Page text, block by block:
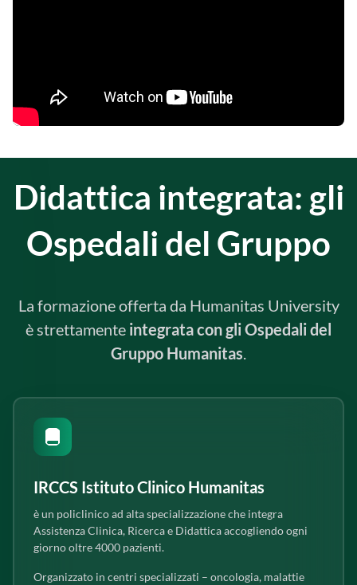
Didattica integrata: gli
Ospedali del Gruppo
La formazione offerta da Humanitas University
è strettamente integrata con gli Ospedali del
Gruppo Humanitas.
IRCCS Istituto Clinico Humanitas
è un policlinico ad alta specializzazione che integra
Assistenza Clinica, Ricerca e Didattica accogliendo ogni
giorno oltre 4000 pazienti.
Organizzato in centri specializzati – oncologia, malattie